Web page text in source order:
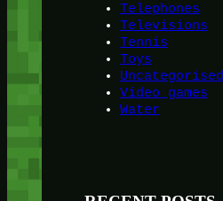
Telephones
Televisions
Tennis
Toys
Uncategorised
Video games
Water